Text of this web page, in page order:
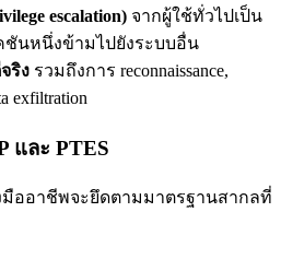
escalation) จากผู้ใช้ทั่วไปเป็น
ชันหนึ่งข้ามไปยังระบบอื่น
ริง รวมถึงการ reconnaissance,
exfiltration
และ PTES
มืออาชีพจะยึดตามมาตรฐานสากลที่